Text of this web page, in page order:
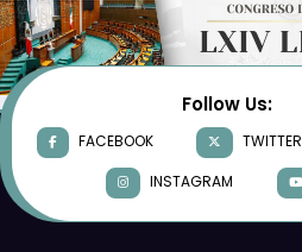
Follow Us:
FACEBOOK TWITTER
INSTAGRAM